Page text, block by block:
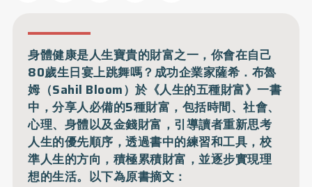
身體健康是人生寶貴的財富之一，你會在自己
80歲生日宴上跳舞嗎？成功企業家薩希．布魯
姆（Sahil Bloom）於《人生的五種財富》一書
中，分享人必備的5種財富，包括時間、社會、
心理、身體以及金錢財富，引導讀者重新思考
人生的優先順序，透過書中的練習和工具，校
準人生的方向，積極累積財富，並逐步實現理
想的生活。以下為原書摘文：